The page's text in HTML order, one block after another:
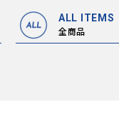
ALL ITEMS
全商品